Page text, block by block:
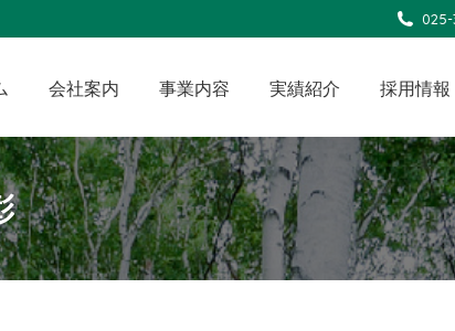
025-
会社案内 事業内容 実績紹介 採用情報